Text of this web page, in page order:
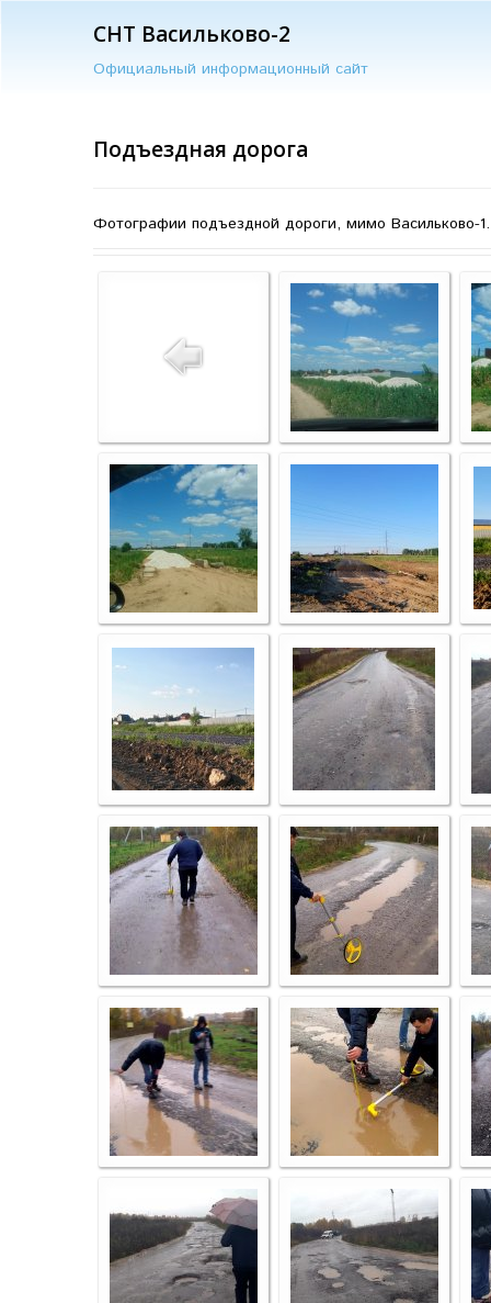
СНТ Васильково-2
Официальный информационный сайт
Подъездная дорога
Фотографии подъездной дороги, мимо Васильково-1.